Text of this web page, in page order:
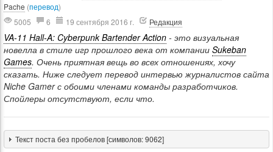
Pache (перевод)
5005
6 19 сентября 2016 г. Редакция
VA-11 Hall-A: Cyberpunk Bartender Action - это визуальная
новелла в стиле игр прошлого века от компании Sukeban
Games. Очень приятная вещь во всех отношениях, хочу
сказать. Ниже следует перевод интервью журналистов сайта
Niche Gamer с обоими членами команды разработчиков.
Спойлеры отсутствуют, если что.
Текст поста без пробелов [символов: 9062]